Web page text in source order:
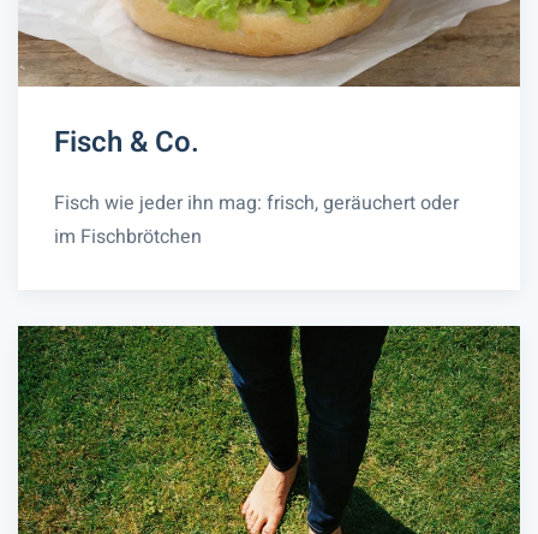
Fisch & Co.
Fisch wie jeder ihn mag: frisch, geräuchert oder
im Fischbrötchen